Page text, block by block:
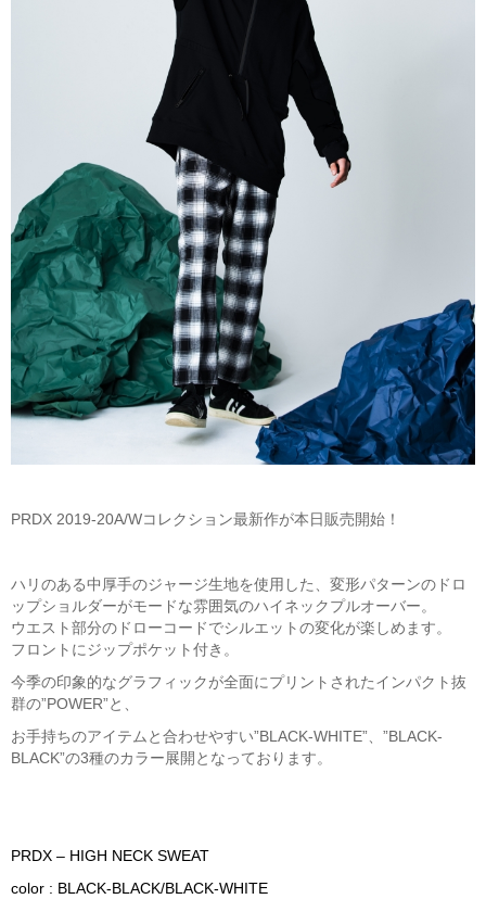
PRDX 2019-20A/Wコレクション最新作が本日販売開始！
ハリのある中厚手のジャージ生地を使用した、変形パターンのドロ
ップショルダーがモードな雰囲気のハイネックプルオーバー。
ウエスト部分のドローコードでシルエットの変化が楽しめます。
フロントにジップポケット付き。
今季の印象的なグラフィックが全面にプリントされたインパクト抜
群の”POWER”と、
お手持ちのアイテムと合わせやすい”BLACK-WHITE”、”BLACK-
BLACK”の3種のカラー展開となっております。
PRDX – HIGH NECK SWEAT
color : BLACK-BLACK/BLACK-WHITE